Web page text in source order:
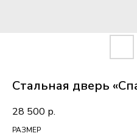
Стальная дверь
28 500 р.
РАЗМЕР